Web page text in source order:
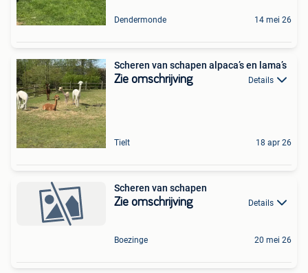
Dendermonde 14 mei 26
Scheren van schapen alpaca’s en lama’s
Zie omschrijving Details
Tielt 18 apr 26
Scheren van schapen
Zie omschrijving Details
Boezinge 20 mei 26